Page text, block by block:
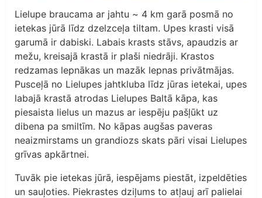
Lielupe braucama ar jahtu ~ 4 km garā posmā no
ietekas jūrā līdz dzelzceļa tiltam. Upes krasti visā
garumā ir dabiski. Labais krasts stāvs, apaudzis ar
mežu, kreisajā krastā ir plaši niedrāji. Krastos
redzamas lepnākas un mazāk lepnas privātmājas.
Pusceļā no Lielupes jahtkluba līdz jūras ietekai, upes
labajā krastā atrodas Lielupes Baltā kāpa, kas
piesaista lielus un mazus ar iespēju pašļūkt uz
dibena pa smiltīm. No kāpas augšas paveras
neaizmirstams un grandiozs skats pāri visai Lielupes
grīvas apkārtnei.
Tuvāk pie ietekas jūrā, iespējams piestāt, izpeldēties
un sauļoties. Piekrastes dziļums to atļauj arī palielai